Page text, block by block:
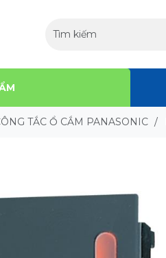
TẮC Ổ CẮM PANASONIC /